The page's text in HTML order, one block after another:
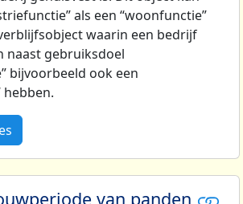
als een “woonfunctie”
waarin een bedrijf
naast gebruiksdoel
bijvoorbeeld ook een
van panden